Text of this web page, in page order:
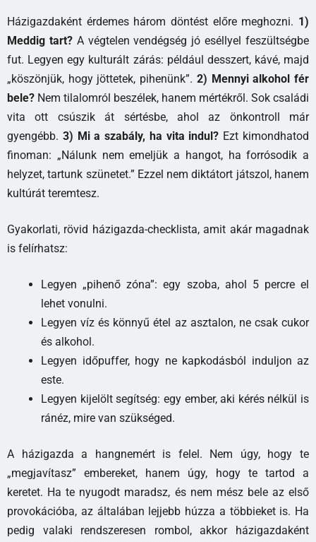
Házigazdaként érdemes három döntést előre meghozni. 1)
Meddig tart?A végtelen vendégség jó eséllyel feszültségbe
fut. Legyen egy kulturált zárás: például desszert, kávé, majd
„köszönjük, hogy jöttetek, pihenünk”. 2) Mennyi alkohol fér
bele? Nem tilalomról beszélek, hanem mértékről. Sok családi
vita ott csúszik át sértésbe, ahol az önkontroll már
gyengébb. 3) Mi a szabály, ha vita indul? Ezt kimondhatod
finoman: „Nálunk nem emeljük a hangot, ha forrósodik a
helyzet, tartunk szünetet.” Ezzel nem diktátort játszol, hanem
kultúrát teremtesz.
Gyakorlati, rövid házigazda-checklista, amit akár magadnak
is felírhatsz:
Legyen „pihenő zóna”: egy szoba, ahol 5 percre el
lehet vonulni.
Legyen víz és könnyű étel az asztalon, ne csak cukor
és alkohol.
Legyen időpuffer, hogy ne kapkodásból induljon az
este.
Legyen kijelölt segítség: egy ember, aki kérés nélkül is
ránéz, mire van szükséged.
A házigazda a hangnemért is felel. Nem úgy, hogy te
„megjavítasz” embereket, hanem úgy, hogy te tartod a
keretet. Ha te nyugodt maradsz, és nem mész bele az első
provokációba, az általában lejjebb húzza a többieket is. Ha
pedig valaki rendszeresen rombol, akkor házigazdaként